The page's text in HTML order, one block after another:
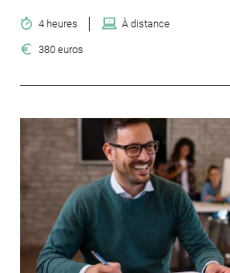
4 heures À distance
380 euros